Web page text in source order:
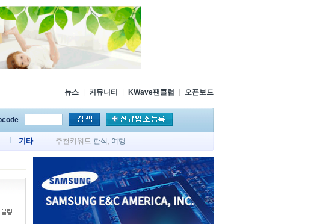
뉴스 커뮤니티 KWave팬클럽 오픈보드
기타 추천키워드 한식 , 여행